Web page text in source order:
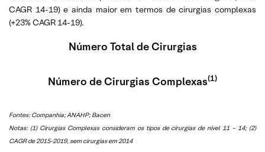
CAGR 14-19) e ainda maior em termos de cirurgias complexas
(+23% CAGR 14-19).
Número Total de Cirurgias
Número de Cirurgias Complexas(1)
Fontes: Companhia; ANAHP; Bacen
Notas: (1) Cirurgias Complexas consideram os tipos de cirurgias de nível 11 – 14; (2)
CAGR de 2015-2019, sem cirurgias em 2014